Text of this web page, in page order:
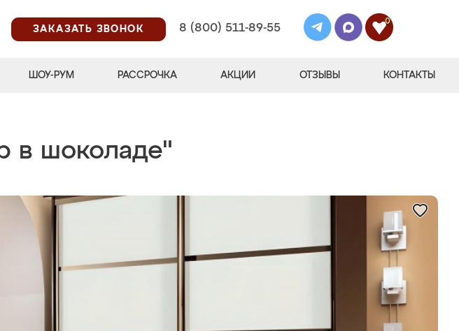
ЗАКАЗАТЬ ЗВОНОК
8 (800) 511-89-55
0
ШОУ-РУМ РАССРОЧКА АКЦИИ ОТЗЫВЫ КОНТАКТЫ
в шоколаде"